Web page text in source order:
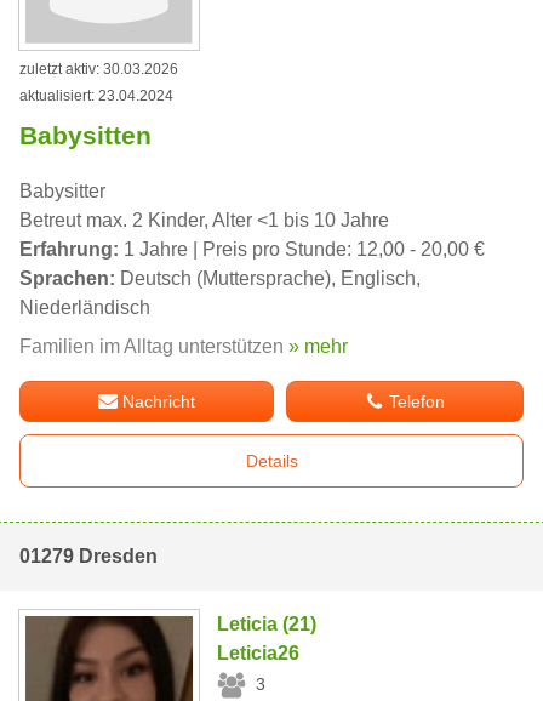
zuletzt aktiv: 30.03.2026
aktualisiert: 23.04.2024
Babysitten
Babysitter
Betreut max. 2 Kinder, Alter <1 bis 10 Jahre
Erfahrung: 1 Jahre | Preis pro Stunde: 12,00 - 20,00 €
Sprachen: Deutsch (Muttersprache), Englisch,
Niederländisch
Familien im Alltag unterstützen » mehr
Nachricht Telefon
Details
01279 Dresden
Leticia (21)
Leticia26
3